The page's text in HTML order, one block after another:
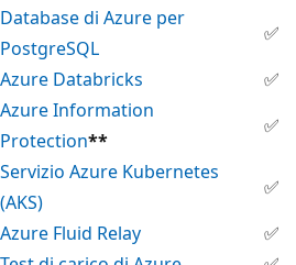
Database di Azure per
PostgreSQL
✅
Azure Databricks
✅
Azure Information
Protection**
✅
Servizio Azure Kubernetes
(AKS)
✅
Azure Fluid Relay
✅